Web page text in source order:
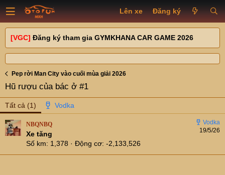
Lên xe Đăng ký
[VGC] Đăng ký tham gia GYMKHANA CAR GAME 2026
Pep rời Man City vào cuối mùa giải 2026
Hũ rượu của bác ở #1
Tất cả (1)
19/5/26
NBQNBQ
Xe tăng
Số km
1,378 Động cơ -2,133,526